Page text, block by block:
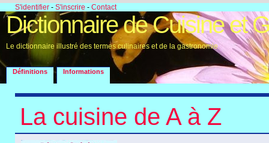
S'identifier - S'inscrire - Contact
Dictionnaire de Cuisine et
Le dictionnaire illustré des termes culinaires et de la gastronomie
Définitions Informations
La cuisine de A à Z